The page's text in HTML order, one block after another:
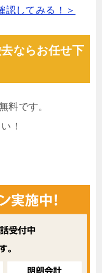
認してみる！＞
ならお任せ下
料です。
！